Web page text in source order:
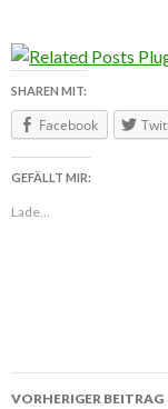
SHAREN MIT:
Facebook
GEFÄLLT MIR:
Lade...
VORHERIGER BEITRAG